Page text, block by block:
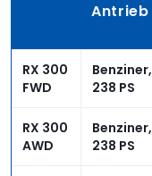
Antrieb
RX 300
FWD
Benziner,
238 PS
RX 300
AWD
Benziner,
238 PS